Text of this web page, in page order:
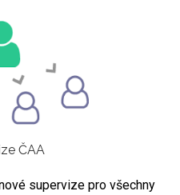
ČAA
supervize pro všechny